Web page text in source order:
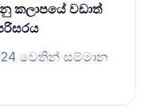
කලාපයේ වඩාත්
වෙතින් සම්මාන